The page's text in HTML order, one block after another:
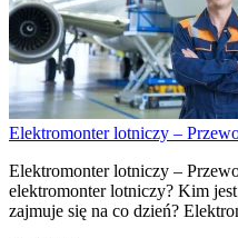
Elektromonter lotniczy –
Elektromonter lotniczy –
elektromonter lotniczy? Kim
zajmuje się na co dzień?